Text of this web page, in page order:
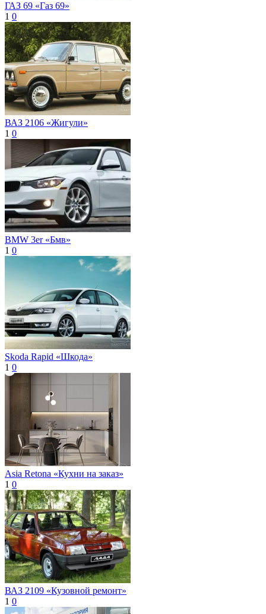
ГАЗ 69 «Газ 69»
1 0
ВАЗ 2106 «Жигули»
1 0
BMW 3er «Бмв»
1 0
Skoda Rapid «Шкода»
1 0
Asia Retona «Кухни на заказ»
1 0
ВАЗ 2109 «Кузовной ремонт»
1 0